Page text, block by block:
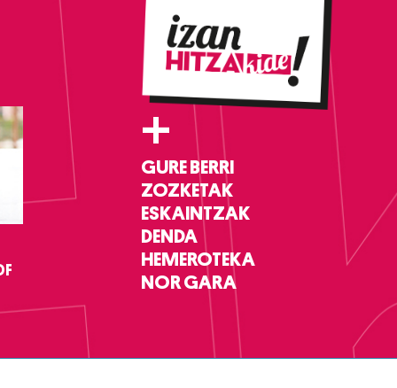
+
GURE BERRI
ZOZKETAK
ESKAINTZAK
DENDA
HEMEROTEKA
NOR GARA